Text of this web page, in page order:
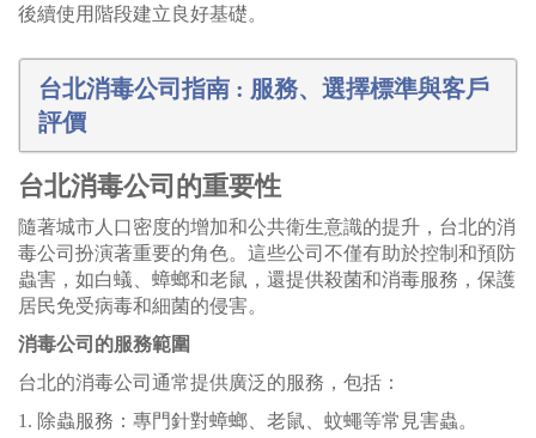
後續使用階段建立良好基礎。
台北消毒公司指南 : 服務、選擇標準與客戶
評價
台北消毒公司的重要性
隨著城市人口密度的增加和公共衛生意識的提升，台北的消
毒公司扮演著重要的角色。這些公司不僅有助於控制和預防
蟲害，如白蟻、蟑螂和老鼠，還提供殺菌和消毒服務，保護
居民免受病毒和細菌的侵害。
消毒公司的服務範圍
台北的消毒公司通常提供廣泛的服務，包括：
1. 除蟲服務：專門針對蟑螂、老鼠、蚊蠅等常見害蟲。